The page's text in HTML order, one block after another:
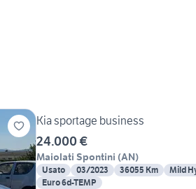
Kia sportage business
24.000 €
Maiolati Spontini (AN)
Usato 03/2023 36055 Km Mild
Euro 6d-TEMP